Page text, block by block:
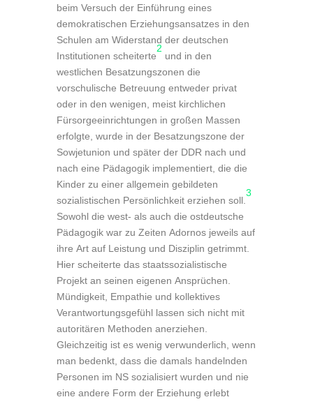
beim Versuch der Einführung eines
demokratischen Erziehungsansatzes in den
Schulen am Widerstand der deutschen
Institutionen scheiterte
2
und in den
westlichen Besatzungszonen die
vorschulische Betreuung entweder privat
oder in den wenigen, meist kirchlichen
Fürsorgeeinrichtungen in großen Massen
erfolgte, wurde in der Besatzungszone der
Sowjetunion und später der DDR nach und
nach eine Pädagogik implementiert, die die
Kinder zu einer allgemein gebildeten
sozialistischen Persönlichkeit erziehen soll.
3
Sowohl die west- als auch die ostdeutsche
Pädagogik war zu Zeiten Adornos jeweils auf
ihre Art auf Leistung und Disziplin getrimmt.
Hier scheiterte das staatssozialistische
Projekt an seinen eigenen Ansprüchen.
Mündigkeit, Empathie und kollektives
Verantwortungsgefühl lassen sich nicht mit
autoritären Methoden anerziehen.
Gleichzeitig ist es wenig verwunderlich, wenn
man bedenkt, dass die damals handelnden
Personen im NS sozialisiert wurden und nie
eine andere Form der Erziehung erlebt